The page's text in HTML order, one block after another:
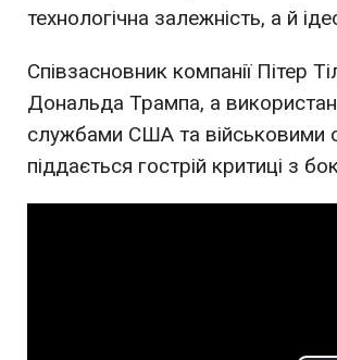
технологічна залежність, а й
Співзасновник компанії Пітер
Дональда Трампа, а
службами США та військовими
піддається гострій критиці з